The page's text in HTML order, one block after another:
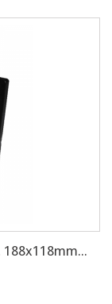
188x118mm...